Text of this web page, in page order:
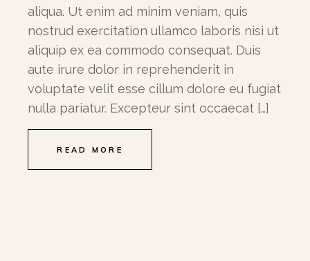
aliqua. Ut enim ad minim veniam, quis
nostrud exercitation ullamco laboris nisi ut
aliquip ex ea commodo consequat. Duis
aute irure dolor in reprehenderit in
voluptate velit esse cillum dolore eu fugiat
nulla pariatur. Excepteur sint occaecat […]
READ MORE